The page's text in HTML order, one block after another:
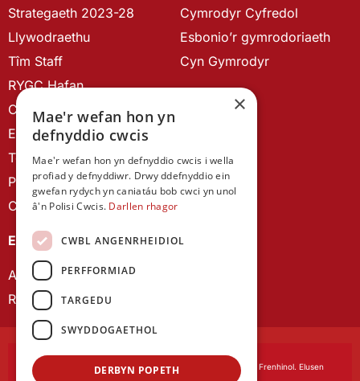
Strategaeth 2023-28
Llywodraethu
Tîm Staff
RYGC Hafan
Canllawiau brandio
Ein Hanes
Telerau ac Amodau
Polisi Preifatrwydd
Cysylltu â ni
Cymrodyr Cyfredol
Esbonio’r gymrodoriaeth
Cyn Gymrodyr
EIN CYHOEDDIADAU
Astudiaethau Cymreig
Rhwydwaith Ymchwil Gyrfa Cynnar
Cymdeithas Ddysgedig Cymru, corfforedig drwy Siarter Frenhinol. Elusen
×
Mae'r wefan hon yn
defnyddio cwcis
Mae'r wefan hon yn defnyddio cwcis i wella
profiad y defnyddiwr. Drwy ddefnyddio ein
gwefan rydych yn caniatáu bob cwci yn unol
â'n Polisi Cwcis. Darllen rhagor
CWBL ANGENRHEIDIOL
PERFFORMIAD
TARGEDU
SWYDDOGAETHOL
DERBYN POPETH